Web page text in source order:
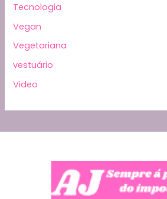
Tecnologia
Vegan
Vegetariana
vestuário
Video